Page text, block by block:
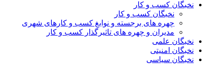
نخبگان کسب و کار
نخبگان کسب و کار
چهره های برجسته و نوابغ کسب و کارهای شهری
مدیران و چهره های تاثیرگذار کسب و کار
نخبگان علمی
نخبگان امنیتی
نخبگان سیاسی